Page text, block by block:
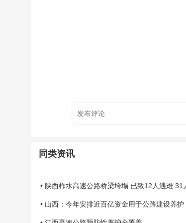
同类资讯
• 陕西柞水高速公路桥梁垮塌 已致12人遇难 31
• 山西：今年安排近百亿资金用于公路建设养护